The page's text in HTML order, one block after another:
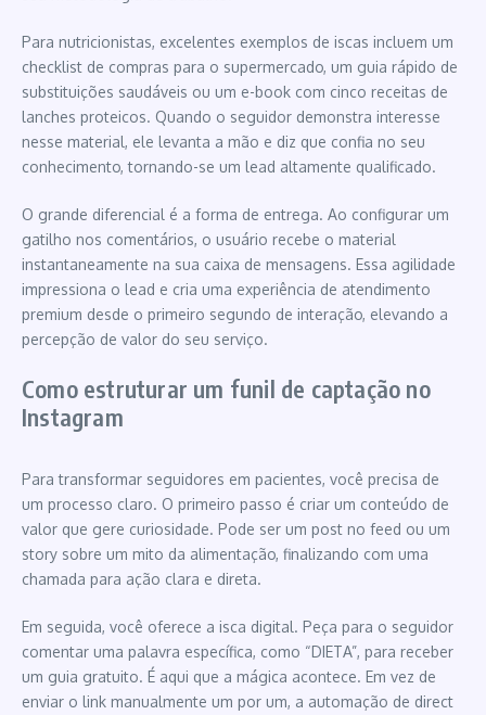
Para nutricionistas, excelentes exemplos de iscas incluem um
checklist de compras para o supermercado, um guia rápido de
substituições saudáveis ou um e-book com cinco receitas de
lanches proteicos. Quando o seguidor demonstra interesse
nesse material, ele levanta a mão e diz que confia no seu
conhecimento, tornando-se um lead altamente qualificado.
O grande diferencial é a forma de entrega. Ao configurar um
gatilho nos comentários, o usuário recebe o material
instantaneamente na sua caixa de mensagens. Essa agilidade
impressiona o lead e cria uma experiência de atendimento
premium desde o primeiro segundo de interação, elevando a
percepção de valor do seu serviço.
Como estruturar um funil de captação no
Instagram
Para transformar seguidores em pacientes, você precisa de
um processo claro. O primeiro passo é criar um conteúdo de
valor que gere curiosidade. Pode ser um post no feed ou um
story sobre um mito da alimentação, finalizando com uma
chamada para ação clara e direta.
Em seguida, você oferece a isca digital. Peça para o seguidor
comentar uma palavra específica, como “DIETA”, para receber
um guia gratuito. É aqui que a mágica acontece. Em vez de
enviar o link manualmente um por um, a automação de direct